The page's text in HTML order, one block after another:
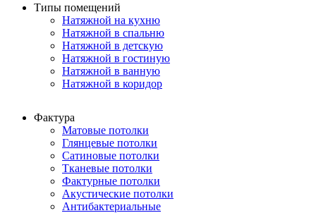
Типы помещений
Натяжной на кухню
Натяжной в спальню
Натяжной в детскую
Натяжной в гостиную
Натяжной в ванную
Натяжной в коридор
Фактура
Матовые потолки
Глянцевые потолки
Сатиновые потолки
Тканевые потолки
Фактурные потолки
Акустические потолки
Антибактериальные